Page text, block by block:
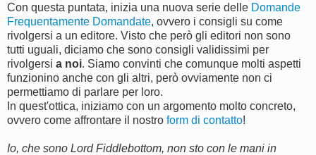
Con questa puntata, inizia una nuova serie delle Domande
Frequentamente Domandate, ovvero i consigli su come
rivolgersi a un editore. Visto che però gli editori non sono
tutti uguali, diciamo che sono consigli validissimi per
rivolgersi a noi. Siamo convinti che comunque molti aspetti
funzionino anche con gli altri, però ovviamente non ci
permettiamo di parlare per loro.
In quest'ottica, iniziamo con un argomento molto concreto,
ovvero come affrontare il nostro form di contatto!
Io, che sono Lord Fiddlebottom, non sto con le mani in